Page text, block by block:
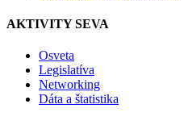
AKTIVITY SEVA
Osveta
Legislatíva
Networking
Dáta a štatistika